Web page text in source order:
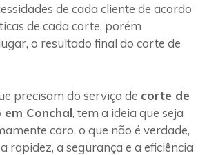
de cada cliente de acordo
de cada corte, porém
o resultado final do corte de
precisam do serviço de corte de
Conchal, tem a ideia que seja
caro, o que não é verdade,
rapidez, a segurança e a eficiência